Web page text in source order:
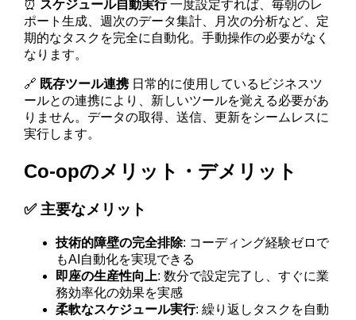
⏰ スケジュール自動実行一度設定すれば、毎朝のレ
ポート生成、週次のデータ集計、月次の分析など、定
期的なタスクを完全に自動化。手動操作の必要がなく
なります。
🔗 既存ツール連携日常的に使用しているビジネスツ
ールとの連携により、新しいツールを覚える必要があ
りません。データの取得、送信、更新をシームレスに
実行します。
Co-opのメリット・デメリット
✅ 主要なメリット
技術的障壁の完全排除: コーディング経験ゼロで
もAI自動化を実現できる
即座の生産性向上: 数分で設定完了し、すぐに業
務効率化の効果を実感
柔軟なスケジュール実行: 繰り返しタスクを自動